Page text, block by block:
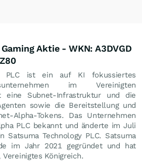
Aktie - WKN: A3DVGD
PLC ist ein auf KI fokussiertes
im Vereinigten
eine Subnet-Infrastruktur und die
sowie die Bereitstellung und
Alpha-Tokens. Das Unternehmen
PLC bekannt und änderte im Juli
Satsuma Technology PLC. Satsuma
im Jahr 2021 gegründet und hat
Königreich.